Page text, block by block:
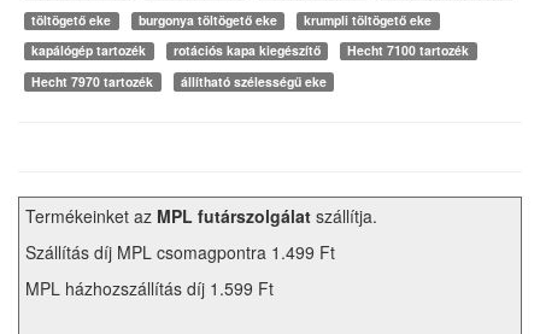
töltögető eke
burgonya töltögető eke
krumpli töltögető eke
kapálógép tartozék
rotációs kapa kiegészítő
Hecht 7100 tartozék
Hecht 7970 tartozék
állítható szélességű eke
Termékeinket az MPL futárszolgálat szállítja.
Szállítás díj MPL csomagpontra 1.499 Ft
MPL házhozszállítás díj 1.599 Ft